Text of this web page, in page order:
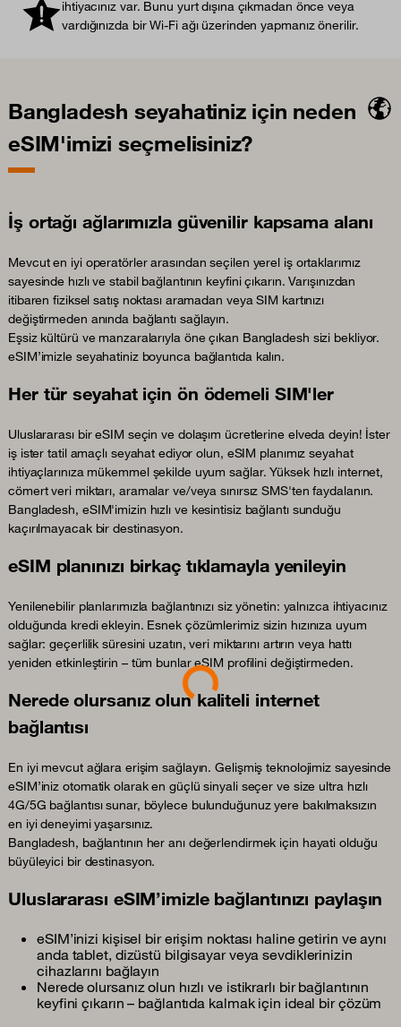
ihtiyacınız var. Bunu yurt dışına çıkmadan önce veya
vardığınızda bir Wi-Fi ağı üzerinden yapmanız önerilir.
Bangladesh seyahatiniz için neden
eSIM'imizi seçmelisiniz?
İş ortağı ağlarımızla güvenilir kapsama alanı
Mevcut en iyi operatörler arasından seçilen yerel iş ortaklarımız
sayesinde hızlı ve stabil bağlantının keyfini çıkarın. Varışınızdan
itibaren fiziksel satış noktası aramadan veya SIM kartınızı
değiştirmeden anında bağlantı sağlayın.
Eşsiz kültürü ve manzaralarıyla öne çıkan Bangladesh sizi bekliyor.
eSIM’imizle seyahatiniz boyunca bağlantıda kalın.
Her tür seyahat için ön ödemeli SIM'ler
Uluslararası bir eSIM seçin ve dolaşım ücretlerine elveda deyin! İster
iş ister tatil amaçlı seyahat ediyor olun, eSIM planımız seyahat
ihtiyaçlarınıza mükemmel şekilde uyum sağlar. Yüksek hızlı internet,
cömert veri miktarı, aramalar ve/veya sınırsız SMS'ten faydalanın.
Bangladesh, eSIM'imizin hızlı ve kesintisiz bağlantı sunduğu
kaçırılmayacak bir destinasyon.
eSIM planınızı birkaç tıklamayla yenileyin
Yenilenebilir planlarımızla bağlantınızı siz yönetin: yalnızca ihtiyacınız
olduğunda kredi ekleyin. Esnek çözümlerimiz sizin hızınıza uyum
sağlar: geçerlilik süresini uzatın, veri miktarını artırın veya hattı
yeniden etkinleştirin – tüm bunlar eSIM profilini değiştirmeden.
Nerede olursanız olun kaliteli internet
bağlantısı
En iyi mevcut ağlara erişim sağlayın. Gelişmiş teknolojimiz sayesinde
eSIM’iniz otomatik olarak en güçlü sinyali seçer ve size ultra hızlı
4G/5G bağlantısı sunar, böylece bulunduğunuz yere bakılmaksızın
en iyi deneyimi yaşarsınız.
Bangladesh, bağlantının her anı değerlendirmek için hayati olduğu
büyüleyici bir destinasyon.
Uluslararası eSIM’imizle bağlantınızı paylaşın
eSIM’inizi kişisel bir erişim noktası haline getirin ve aynı
anda tablet, dizüstü bilgisayar veya sevdiklerinizin
cihazlarını bağlayın
Nerede olursanız olun hızlı ve istikrarlı bir bağlantının
keyfini çıkarın – bağlantıda kalmak için ideal bir çözüm
Loading...